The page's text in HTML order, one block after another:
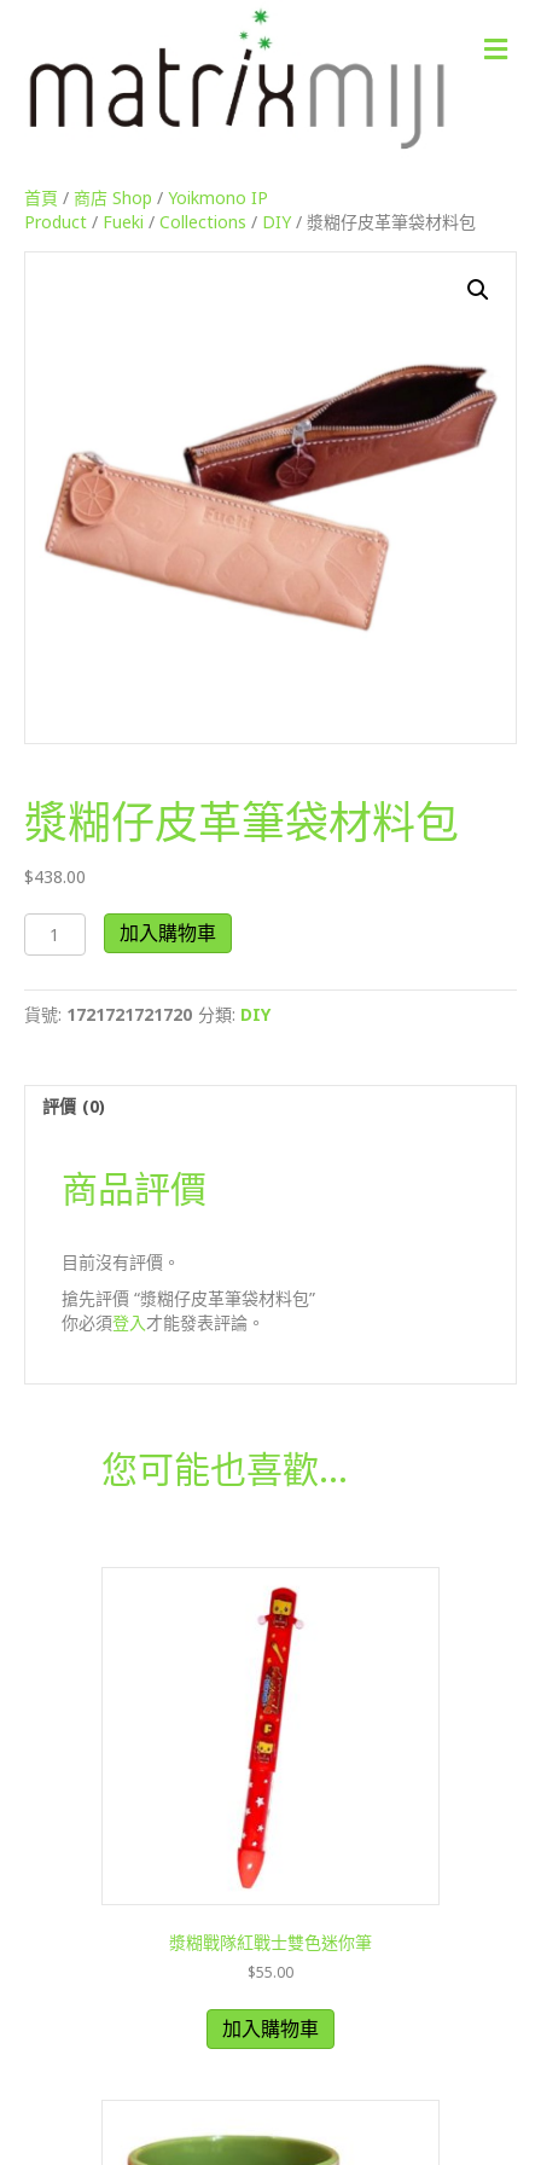
M
e
首頁 / 商店 Shop / Yoikmono IP
Product / Fueki / Collections / DIY/ 漿糊仔皮革筆袋材料包
漿糊仔皮革筆袋材料包
$438.00
漿
糊
皮
革
材
加入購物車
貨號: 1721721721720 分類: DIY
評價 (0)
商品評價
目前沒有評價。
搶先評價 “漿糊仔皮革筆袋材料包”
你必須登入才能發表評論。
您可能也喜歡…
漿糊戰隊紅戰士雙色迷你筆
$55.00
加入購物車